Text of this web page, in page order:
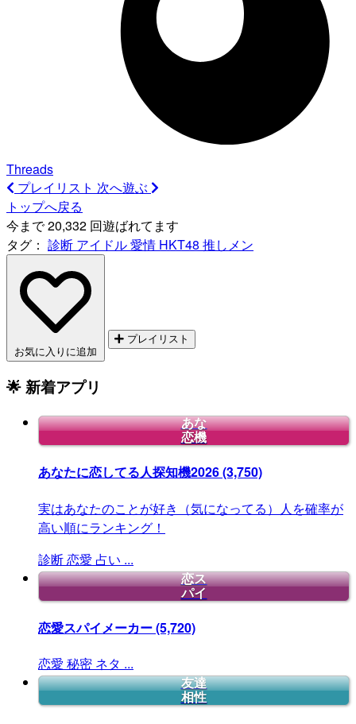
Threads
プレイリスト 次へ遊ぶ
トップへ戻る
今まで 20,332 回遊ばれてます
タグ： 診断 アイドル愛情 HKT48 推しメン
お気に入りに追加
プレイリスト
🌟 新着アプリ
あな
恋機
あなたに恋してる人探知機2026(3,750)
実はあなたのことが好き（気になってる）人を確率が
高い順にランキング！
診断恋愛 占い ...
恋ス
パイ
恋愛スパイメーカー(5,720)
恋愛 秘密 ネタ ...
友達
相性